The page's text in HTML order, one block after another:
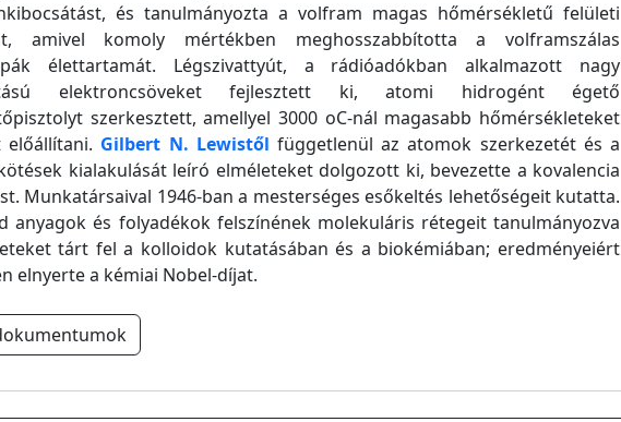
és tanulmányozta a volfram magas hőmérsékletű felületi
amivel komoly mértékben meghosszabbította a volframszálas
élettartamát. Légszivattyút, a rádióadókban alkalmazott nagy
elektroncsöveket fejlesztett ki, atomi hidrogént égető
szerkesztett, amellyel 3000 oC-nál magasabb hőmérsékleteket
előállítani. Gilbert N. Lewistől függetlenül az atomok szerkezetét és a
kialakulását leíró elméleteket dolgozott ki, bevezette a kovalencia
Munkatársaival 1946-ban a mesterséges esőkeltés lehetőségeit kutatta.
anyagok és folyadékok felszínének molekuláris rétegeit tanulmányozva
tárt fel a kolloidok kutatásában és a biokémiában; eredményeiért
elnyerte a kémiai Nobel-díjat.